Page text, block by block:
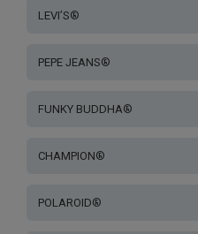
LEVI’S®
PEPE JEANS®
FUNKY BUDDHA®
CHAMPION®
POLAROID®